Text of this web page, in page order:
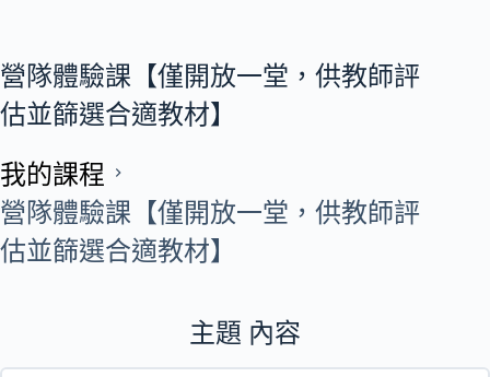
營隊體驗課【僅開放一堂，供教師評
估並篩選合適教材】
我的課程
營隊體驗課【僅開放一堂，供教師評
估並篩選合適教材】
主題 內容